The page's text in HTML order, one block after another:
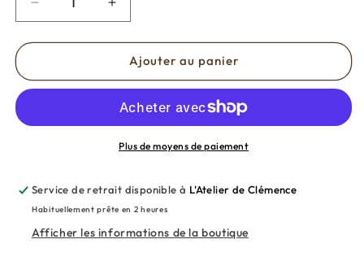
Réduire
la
quantité
Lunch
Downtown
Augmenter
la
quantité
Lunch
Downtown
Vancouver
Ajouter au panier
Plus de moyens de paiement
Service de retrait disponible à L'Atelier de Clémence
Habituellement prête en 2 heures
Afficher les informations de la boutique